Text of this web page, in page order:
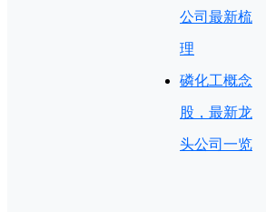
公司最新梳
理
磷化工概念
股，最新龙
头公司一览